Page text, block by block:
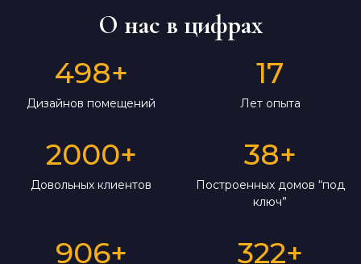
О нас в цифрах
498+
Дизайнов помещений
17
Лет опыта
2000+
Довольных клиентов
38+
Построенных домов “под
ключ”
906+ 322+